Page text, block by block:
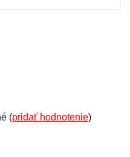
(pridať hodnotenie)